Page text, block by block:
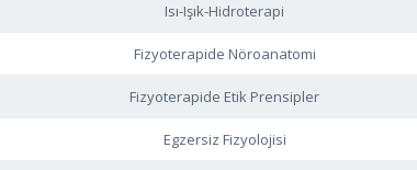
Isı-Işık-Hidroterapi
Fizyoterapide Nöroanatomi
Fizyoterapide Etik Prensipler
Egzersiz Fizyolojisi